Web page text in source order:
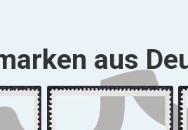
aus